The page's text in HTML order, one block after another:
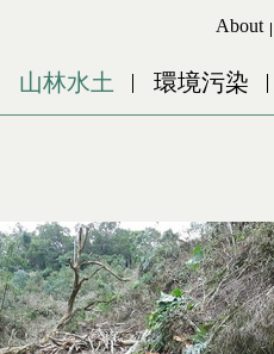
Jump to
Jump to MainAbout
山林水土 環境污染